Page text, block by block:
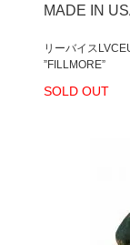
MADE IN
リーバイス
”FILLMORE”
SOLD OUT